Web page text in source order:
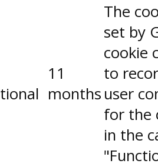
11
months
The
set by
cookie
to
user
for the
in the